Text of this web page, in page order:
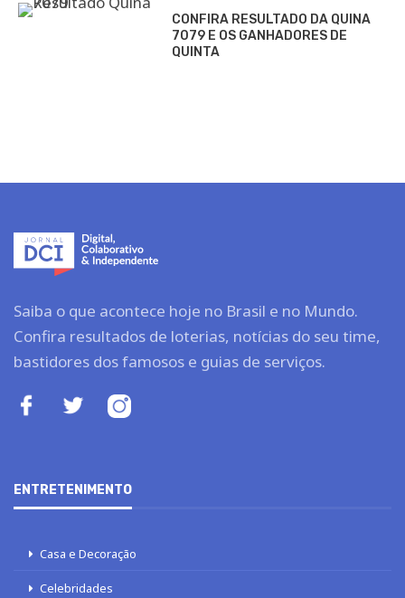
CONFIRA RESULTADO DA QUINA
7079 E OS GANHADORES DE
QUINTA
Saiba o que acontece hoje no Brasil e no Mundo.
Confira resultados de loterias, notícias do seu time,
bastidores dos famosos e guias de serviços.
ENTRETENIMENTO
Casa e Decoração
Celebridades